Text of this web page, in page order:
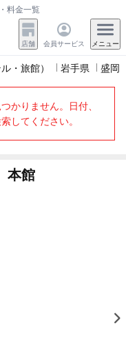
料金一覧
店舗 会員サービス メニュー
・旅館） 岩手県 盛岡
かりません。日付、
してください。
本館